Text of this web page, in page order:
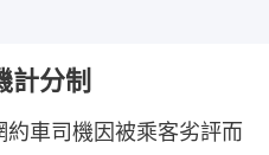
計分制
車司機因被乘客劣評而